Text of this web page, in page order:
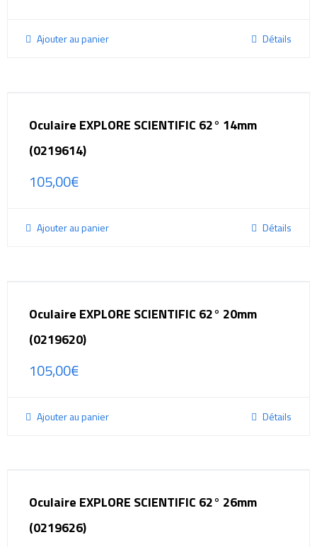
Ajouter au panier Détails
Oculaire EXPLORE SCIENTIFIC 62° 14mm
(0219614)
105,00€
Ajouter au panier Détails
Oculaire EXPLORE SCIENTIFIC 62° 20mm
(0219620)
105,00€
Ajouter au panier Détails
Oculaire EXPLORE SCIENTIFIC 62° 26mm
(0219626)